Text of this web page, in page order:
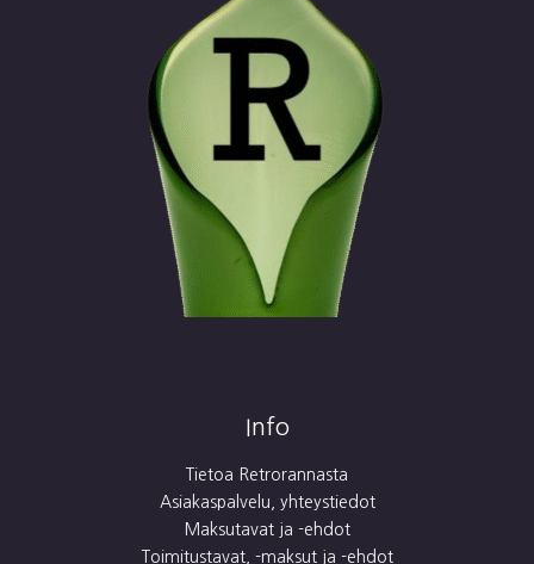
Info
Tietoa Retrorannasta
Asiakaspalvelu, yhteystiedot
Maksutavat ja -ehdot
Toimitustavat, -maksut ja -ehdot